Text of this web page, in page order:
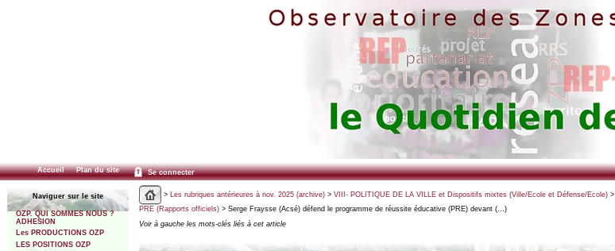
Accueil Plan du site Se connecter
Naviguer sur le site
OZP. QUI SOMMES NOUS ?
ADHESION
Les PRODUCTIONS OZP
LES POSITIONS OZP
> Les rubriques antérieures à nov. 2025 (archive)> VIII- POLITIQUE DE LA VILLE et Dispositifs mixtes (Ville/Ecole et Défense/Ecole)>
PRE (Rapports officiels)> Serge Fraysse (Acsé) défend le programme de réussite éducative (PRE) devant (…)
Voir à gauche les mots-clés liés à cet article